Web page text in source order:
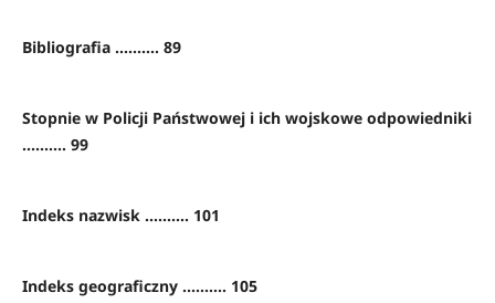
Bibliografia .......... 89
Stopnie w Policji Państwowej i ich wojskowe odpowiedniki
.......... 99
Indeks nazwisk .......... 101
Indeks geograficzny .......... 105